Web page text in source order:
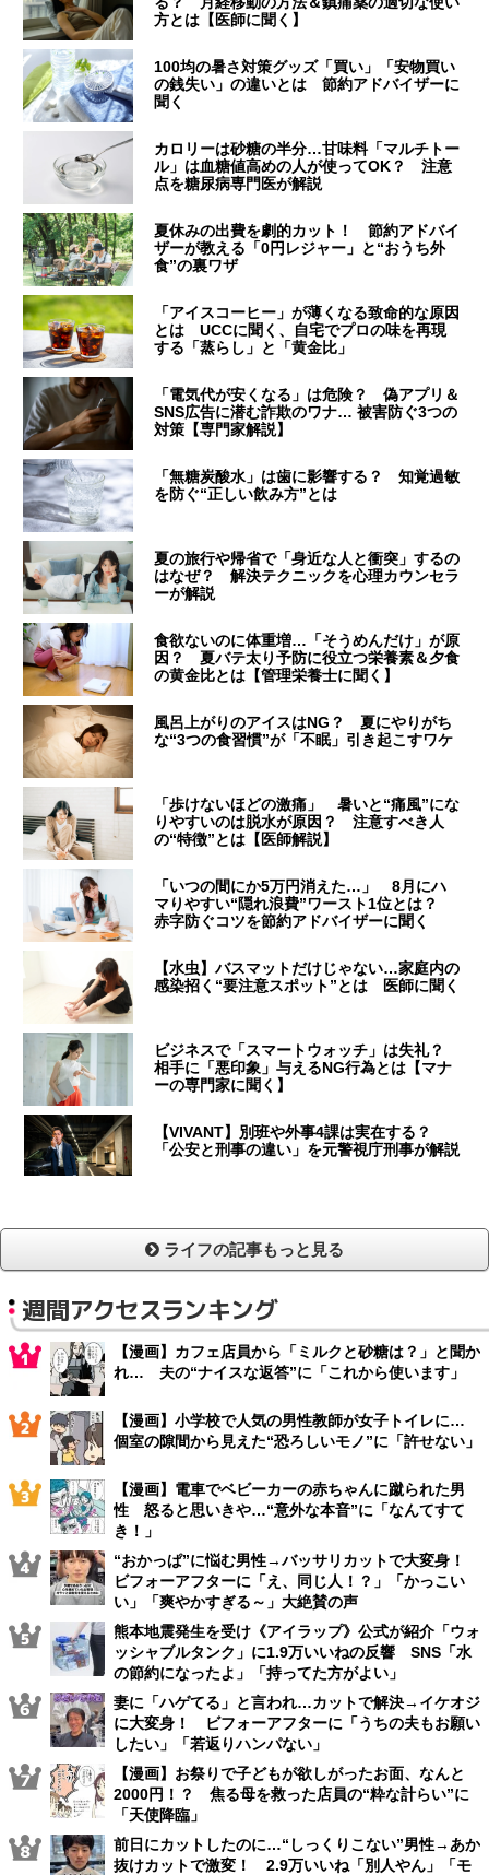
方とは【医師に聞く】
100均の暑さ対策グッズ「買い」「安物買い
の銭失い」の違いとは 節約アドバイザーに
聞く
カロリーは砂糖の半分…甘味料「マルチトー
ル」は血糖値高めの人が使ってOK？ 注意
点を糖尿病専門医が解説
夏休みの出費を劇的カット！ 節約アドバイ
ザーが教える「0円レジャー」と“おうち外
食”の裏ワザ
「アイスコーヒー」が薄くなる致命的な原因
とは UCCに聞く、自宅でプロの味を再現
する「蒸らし」と「黄金比」
「電気代が安くなる」は危険？ 偽アプリ＆
SNS広告に潜む詐欺のワナ… 被害防ぐ3つの
対策【専門家解説】
「無糖炭酸水」は歯に影響する？ 知覚過敏
を防ぐ“正しい飲み方”とは
夏の旅行や帰省で「身近な人と衝突」するの
はなぜ？ 解決テクニックを心理カウンセラ
ーが解説
食欲ないのに体重増…「そうめんだけ」が原
因？ 夏バテ太り予防に役立つ栄養素＆夕食
の黄金比とは【管理栄養士に聞く】
風呂上がりのアイスはNG？ 夏にやりがち
な“3つの食習慣”が「不眠」引き起こすワケ
「歩けないほどの激痛」 暑いと“痛風”にな
りやすいのは脱水が原因？ 注意すべき人
の“特徴”とは【医師解説】
「いつの間にか5万円消えた…」 8月にハ
マりやすい“隠れ浪費”ワースト1位とは？
赤字防ぐコツを節約アドバイザーに聞く
【水虫】バスマットだけじゃない…家庭内の
感染招く“要注意スポット”とは 医師に聞く
ビジネスで「スマートウォッチ」は失礼？
相手に「悪印象」与えるNG行為とは【マナ
ーの専門家に聞く】
【VIVANT】別班や外事4課は実在する？
「公安と刑事の違い」を元警視庁刑事が解説
ライフの記事もっと見る
週間アクセスランキング
【漫画】カフェ店員から「ミルクと砂糖は？」と聞か
れ… 夫の“ナイスな返答”に「これから使います」
【漫画】小学校で人気の男性教師が女子トイレに…
個室の隙間から見えた“恐ろしいモノ”に「許せない」
【漫画】電車でベビーカーの赤ちゃんに蹴られた男
性 怒ると思いきや…“意外な本音”に「なんてすて
き！」
“おかっぱ”に悩む男性→バッサリカットで大変身！
ビフォーアフターに「え、同じ人！？」「かっこい
い」「爽やかすぎる～」大絶賛の声
熊本地震発生を受け《アイラップ》公式が紹介「ウォ
ッシャブルタンク」に1.9万いいねの反響 SNS「水
の節約になったよ」「持ってた方がよい」
妻に「ハゲてる」と言われ…カットで解決→イケオジ
に大変身！ ビフォーアフターに「うちの夫もお願い
したい」「若返りハンパない」
【漫画】お祭りで子どもが欲しがったお面、なんと
2000円！？ 焦る母を救った店員の“粋な計らい”に
「天使降臨」
前日にカットしたのに…“しっくりこない”男性→あか
抜けカットで激変！ 2.9万いいね「別人やん」「モ